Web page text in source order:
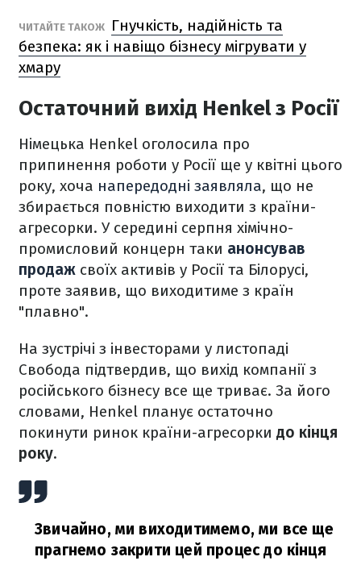
ЧИТАЙТЕ ТАКОЖ
Гнучкість, надійність та
безпека: як і навіщо бізнесу мігрувати у
хмару
Остаточний вихід Henkel з Росії
Німецька Henkel оголосила про
припинення роботи у Росії ще у квітні цього
року, хоча напередодні заявляла, що не
збирається повністю виходити з країни-
агресорки. У середині серпня хімічно-
промисловий концерн таки анонсував
продаж своїх активів у Росії та Білорусі,
проте заявив, що виходитиме з країн
"плавно".
На зустрічі з інвесторами у листопаді
Свобода підтвердив, що вихід компанії з
російського бізнесу все ще триває. За його
словами, Henkel планує остаточно
покинути ринок країни-агресорки до кінця
року.
Звичайно, ми виходитимемо, ми все ще
прагнемо закрити цей процес до кінця